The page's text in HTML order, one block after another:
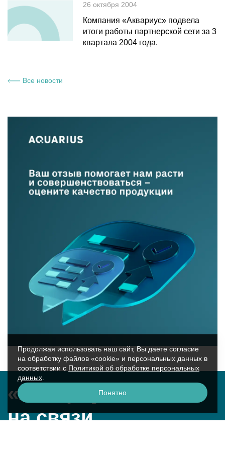
26 октября 2004
Компания «Аквариус» подвела
итоги работы партнерской сети за 3
квартала 2004 года.
Все новости
«Аквариус»
на связи
Продолжая использовать наш сайт, Вы даете согласие
на обработку файлов «cookie» и персональных данных в
соответствии с Политикой об обработке персональных
данных
Понятно